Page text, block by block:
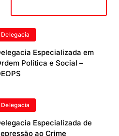
Delegacia
Especializada em
Política e Social –
Delegacia
Especializada de
ao Crime